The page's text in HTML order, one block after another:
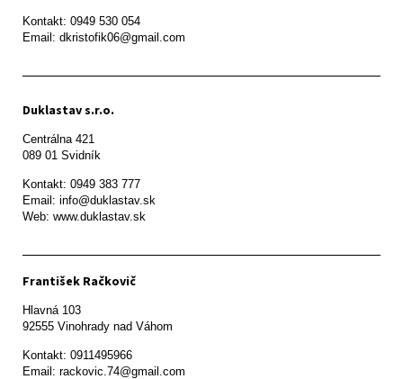
Kontakt: 0949 530 054
Email: dkristofik06@gmail.com
Duklastav s.r.o.
Centrálna 421
089 01 Svidník
Kontakt: 0949 383 777
Email: info@duklastav.sk
Web: www.duklastav.sk
František Račkovič
Hlavná 103
92555 Vinohrady nad Váhom
Kontakt: 0911495966
Email: rackovic.74@gmail.com